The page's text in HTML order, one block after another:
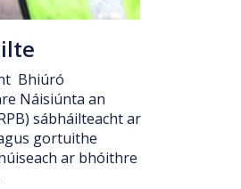
Bhiúró
Náisiúnta an
sábháilteacht ar
gortuithe
ar bhóithre